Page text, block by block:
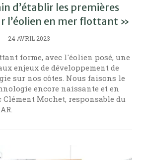
d’établir les premières
l’éolien en mer flottant »
24 AVRIL 2023
forme, avec l'éolien posé, une
enjeux de développement de
sur nos côtes. Nous faisons le
encore naissante et en
Clément Mochet, responsable du